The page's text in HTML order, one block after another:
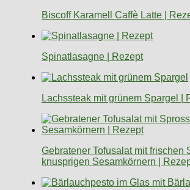
Biscoff Karamell Caffè Latte |
Spinatlasagne | Rezept
Lachssteak mit grünem Spargel |
Gebratener Tofusalat mit frischen
knusprigen Sesamkörnern |